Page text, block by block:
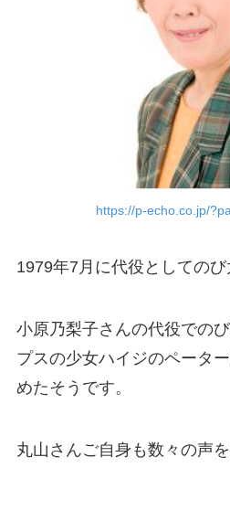
https://p-echo.co.jp/
1979年7月に代役としてのび
小原乃梨子さんの代役での
プスの少女ハイジのペータ
めたそうです。
丸山さんご自身も数々の声